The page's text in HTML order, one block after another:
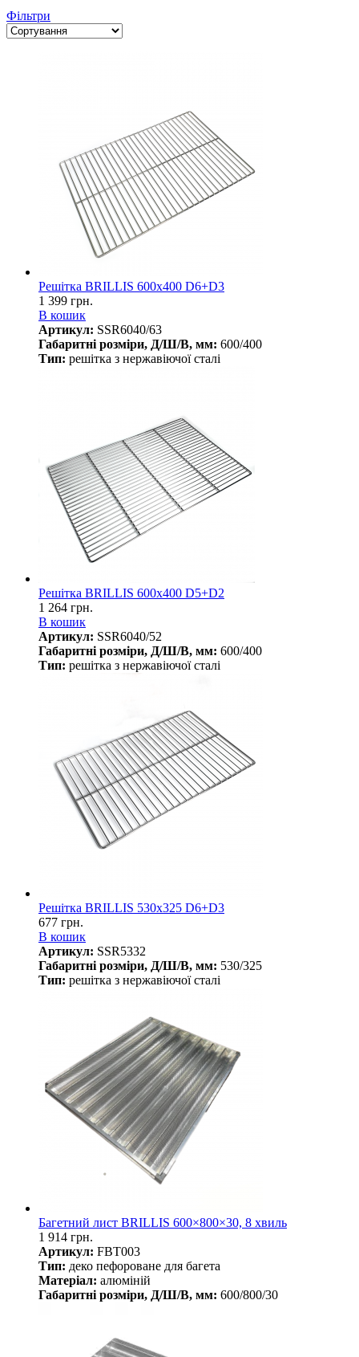
Фільтри
Решітка BRILLIS 600x400 D6+D3
1 399 грн.
В кошик
Артикул: SSR6040/63
Габаритні розміри, Д/Ш/В, мм: 600/400
Тип: решітка з нержавіючої сталі
Решітка BRILLIS 600х400 D5+D2
1 264 грн.
В кошик
Артикул: SSR6040/52
Габаритні розміри, Д/Ш/В, мм: 600/400
Тип: решітка з нержавіючої сталі
Решітка BRILLIS 530х325 D6+D3
677 грн.
В кошик
Артикул: SSR5332
Габаритні розміри, Д/Ш/В, мм: 530/325
Тип: решітка з нержавіючої сталі
Багетний лист BRILLIS 600×800×30, 8 хвиль
1 914 грн.
Артикул: FBT003
Тип: деко пефороване для багета
Матеріал: алюміній
Габаритні розміри, Д/Ш/В, мм: 600/800/30